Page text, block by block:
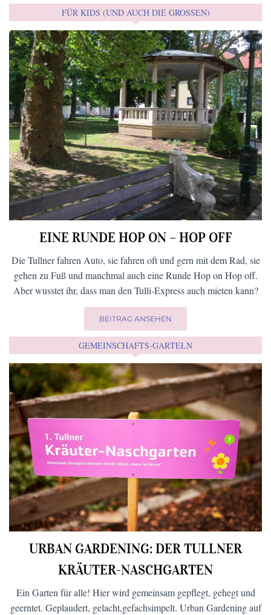
FÜR KIDS (UND AUCH DIE GROSSEN)
EINE RUNDE HOP ON – HOP OFF
Die Tullner fahren Auto, sie fahren oft und gern mit dem Rad, sie
gehen zu Fuß und manchmal auch eine Runde Hop on Hop off.
Aber wusstet ihr, dass man den Tulli-Express auch mieten kann?
BEITRAG ANSEHEN
GEMEINSCHAFTS-GARTELN
URBAN GARDENING: DER TULLNER
KRÄUTER-NASCHGARTEN
Ein Garten für alle! Hier wird gemeinsam gepflegt, gehegt und
geerntet. Geplaudert, gelacht,gefachsimpelt. Urban Gardening auf